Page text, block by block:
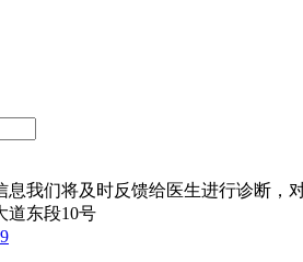
息我们将及时反馈给医生进行诊断，
道东段10号